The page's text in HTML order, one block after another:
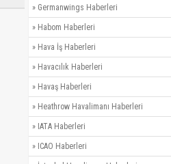
» Germanwings Haberleri
» Habom Haberleri
» Hava İş Haberleri
» Havacılık Haberleri
» Havaş Haberleri
» Heathrow Havalimanı Haberleri
» IATA Haberleri
» ICAO Haberleri